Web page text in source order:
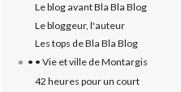
Le blog avant Bla Bla Blog
Le bloggeur, l'auteur
Les tops de Bla Bla Blog
• • Vie et ville de Montargis
42 heures pour un court